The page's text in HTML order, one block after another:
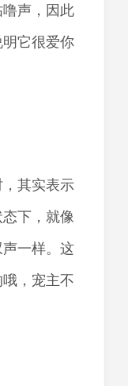
声，因此
它很爱你
其实表示
下，就像
一样。这
，宠主不